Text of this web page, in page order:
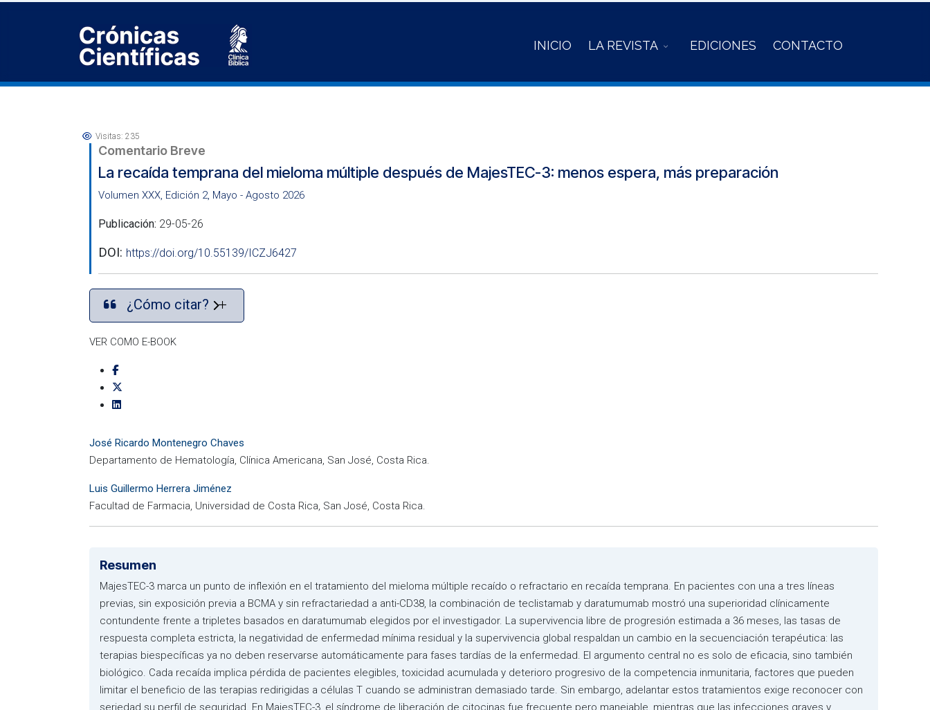
INICIO LA REVISTA EDICIONES CONTACTO
Visitas: 235
Comentario Breve
La recaída temprana del mieloma múltiple después de MajesTEC-3: menos espera, más preparación
Volumen XXX, Edición 2, Mayo - Agosto 2026
Publicación: 29-05-26
DOI: https://doi.org/10.55139/ICZJ6427
¿Cómo citar?
VER COMO E-BOOK
José Ricardo Montenegro Chaves
Departamento de Hematología, Clínica Americana, San José, Costa Rica.
Luis Guillermo Herrera Jiménez
Facultad de Farmacia, Universidad de Costa Rica, San José, Costa Rica.
Resumen
MajesTEC-3 marca un punto de inflexión en el tratamiento del mieloma múltiple recaído o refractario en recaída temprana. En pacientes con una a tres líneas
previas, sin exposición previa a BCMA y sin refractariedad a anti-CD38, la combinación de teclistamab y daratumumab mostró una superioridad clínicamente
contundente frente a tripletes basados en daratumumab elegidos por el investigador. La supervivencia libre de progresión estimada a 36 meses, las tasas de
respuesta completa estricta, la negatividad de enfermedad mínima residual y la supervivencia global respaldan un cambio en la secuenciación terapéutica: las
terapias biespecíficas ya no deben reservarse automáticamente para fases tardías de la enfermedad. El argumento central no es solo de eficacia, sino también
biológico. Cada recaída implica pérdida de pacientes elegibles, toxicidad acumulada y deterioro progresivo de la competencia inmunitaria, factores que pueden
limitar el beneficio de las terapias redirigidas a células T cuando se administran demasiado tarde. Sin embargo, adelantar estos tratamientos exige reconocer con
seriedad su perfil de seguridad. En MajesTEC-3, el síndrome de liberación de citocinas fue frecuente pero manejable, mientras que las infecciones graves y